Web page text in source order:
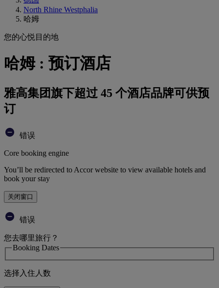
North Rhine Westphalia
哈姆
您的心悦目的地
哈姆 : 预订酒店
雅高集团旗下超过 45 个酒店品牌可供预
订
错误
Core booking engine
You’ll be redirected to Accor website to view available hotels and
book your stay
关闭窗口
错误
您去哪里旅行？
Booking Dates
选择入住人数